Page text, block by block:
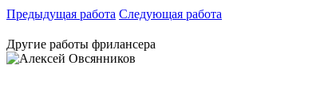
Предыдущая работа Следующая работа
Другие работы фрилансера